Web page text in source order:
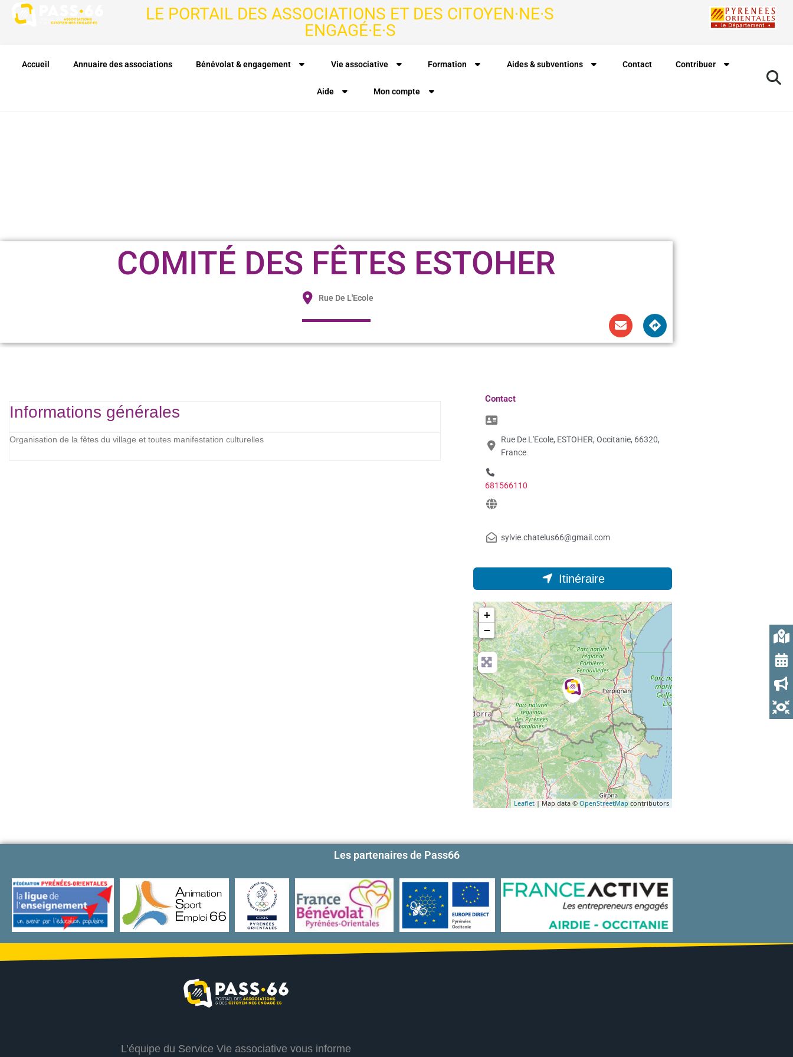
LE PORTAIL DES ASSOCIATIONS ET DES CITOYEN·NE·S
ENGAGÉ·E·S
Accueil Annuaire des associations Bénévolat & engagement Vie associative Formation Aides & subventions Contact Contribuer
Aide Mon compte
COMITÉ DES FÊTES ESTOHER
Rue De L'Ecole
Informations générales
Organisation de la fêtes du village et toutes manifestation culturelles
Contact
Rue De L'Ecole, ESTOHER, Occitanie, 66320,
France
681566110
sylvie.chatelus66@gmail.com
Itinéraire
+
−
Leaflet| Map data © OpenStreetMapcontributors
Les partenaires de Pass66
L’équipe du Service Vie associative vous informe